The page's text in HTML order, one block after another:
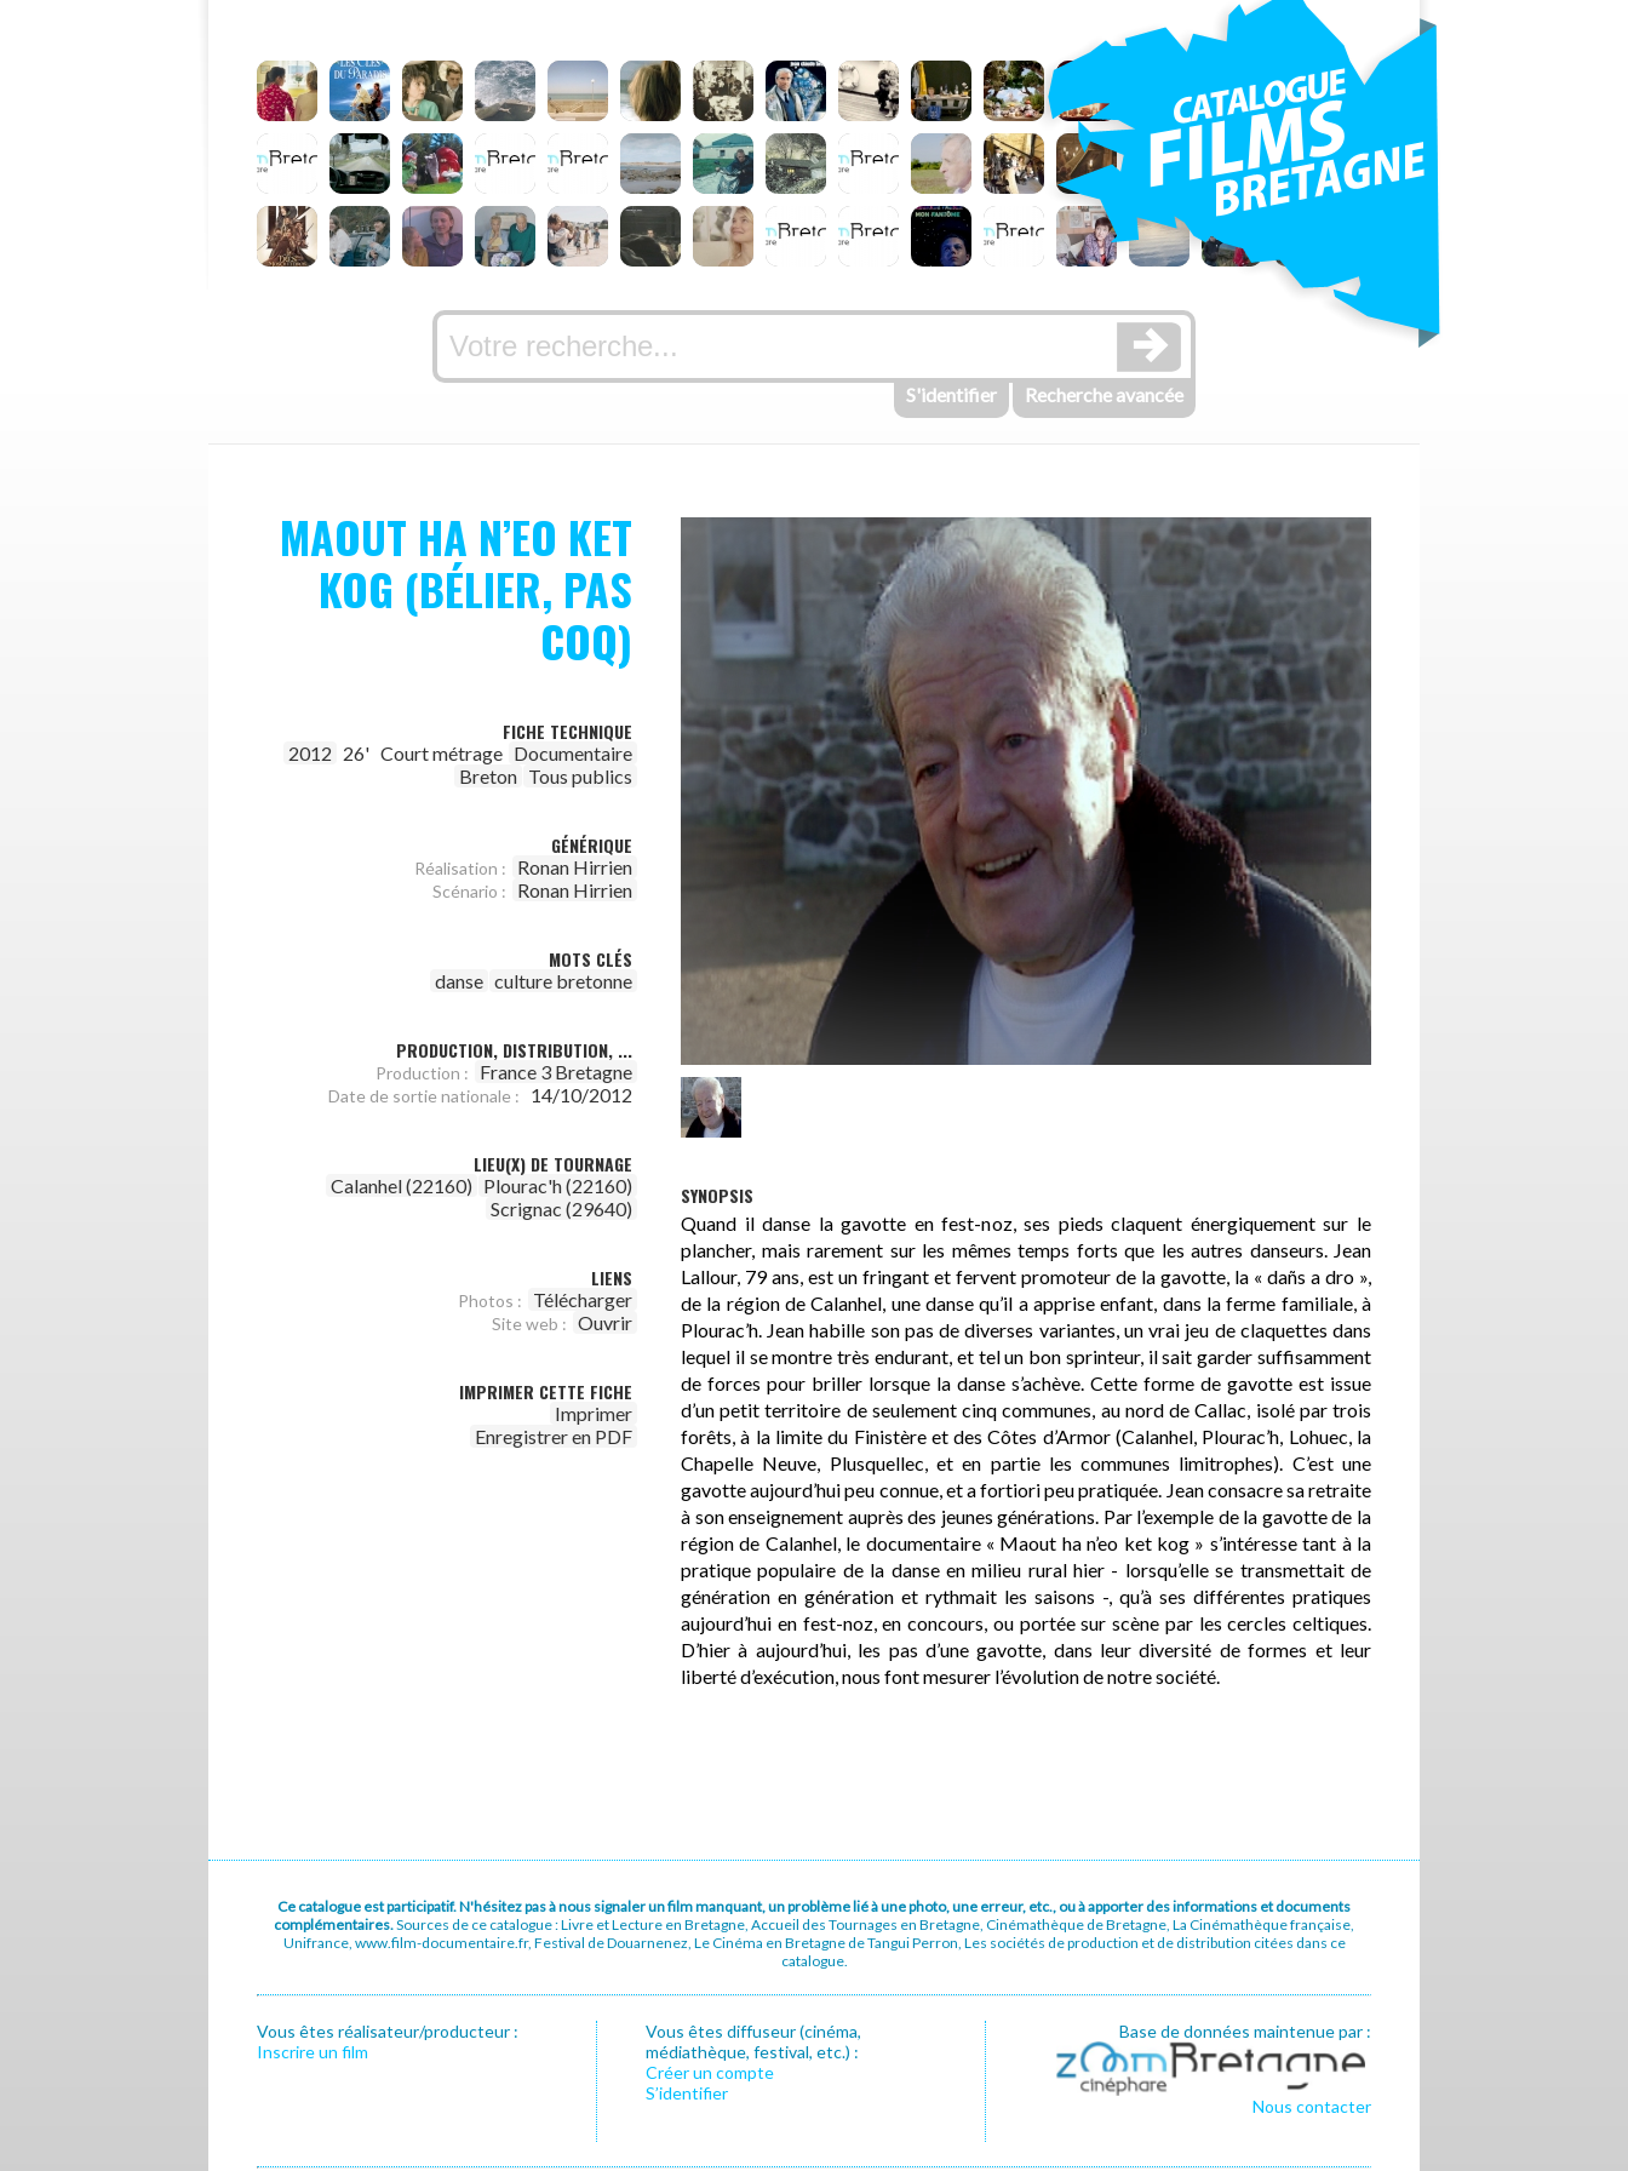
S'identifier Recherche avancée
MAOUT HA N’EO KET
KOG (BÉLIER, PAS
COQ)
FICHE TECHNIQUE
2012 26' Court métrage Documentaire
Breton Tous publics
GÉNÉRIQUE
Réalisation : Ronan Hirrien
Scénario : Ronan Hirrien
MOTS CLÉS
danse culture bretonne
PRODUCTION, DISTRIBUTION, ...
Production : France 3 Bretagne
Date de sortie nationale : 14/10/2012
LIEU(X) DE TOURNAGE
Calanhel (22160) Plourac'h (22160)
Scrignac (29640)
LIENS
Photos : Télécharger
Site web : Ouvrir
IMPRIMER CETTE FICHE
Imprimer
Enregistrer en PDF
SYNOPSIS
Quand il danse la gavotte en fest-noz, ses pieds claquent énergiquement sur le
plancher, mais rarement sur les mêmes temps forts que les autres danseurs. Jean
Lallour, 79 ans, est un fringant et fervent promoteur de la gavotte, la « dañs a dro »,
de la région de Calanhel, une danse qu’il a apprise enfant, dans la ferme familiale, à
Plourac’h. Jean habille son pas de diverses variantes, un vrai jeu de claquettes dans
lequel il se montre très endurant, et tel un bon sprinteur, il sait garder suffisamment
de forces pour briller lorsque la danse s’achève. Cette forme de gavotte est issue
d’un petit territoire de seulement cinq communes, au nord de Callac, isolé par trois
forêts, à la limite du Finistère et des Côtes d’Armor (Calanhel, Plourac’h, Lohuec, la
Chapelle Neuve, Plusquellec, et en partie les communes limitrophes). C’est une
gavotte aujourd’hui peu connue, et a fortiori peu pratiquée. Jean consacre sa retraite
à son enseignement auprès des jeunes générations. Par l’exemple de la gavotte de la
région de Calanhel, le documentaire « Maout ha n’eo ket kog » s’intéresse tant à la
pratique populaire de la danse en milieu rural hier - lorsqu’elle se transmettait de
génération en génération et rythmait les saisons -, qu’à ses différentes pratiques
aujourd’hui en fest-noz, en concours, ou portée sur scène par les cercles celtiques.
D’hier à aujourd’hui, les pas d’une gavotte, dans leur diversité de formes et leur
liberté d’exécution, nous font mesurer l’évolution de notre société.
Ce catalogue est participatif. N'hésitez pas à nous signaler un film manquant, un problème lié à une photo, une erreur, etc., ou à apporter des informations et documents
complémentaires.Sources de ce catalogue : Livre et Lecture en Bretagne, Accueil des Tournages en Bretagne, Cinémathèque de Bretagne, La Cinémathèque française,
Unifrance, www.film-documentaire.fr, Festival de Douarnenez, Le Cinéma en Bretagne de Tangui Perron, Les sociétés de production et de distribution citées dans ce
catalogue.
Vous êtes réalisateur/producteur :
Inscrire un film
Vous êtes diffuseur (cinéma,
médiathèque, festival, etc.) :
Créer un compte
S’identifier
Base de données maintenue par :
Nous contacter